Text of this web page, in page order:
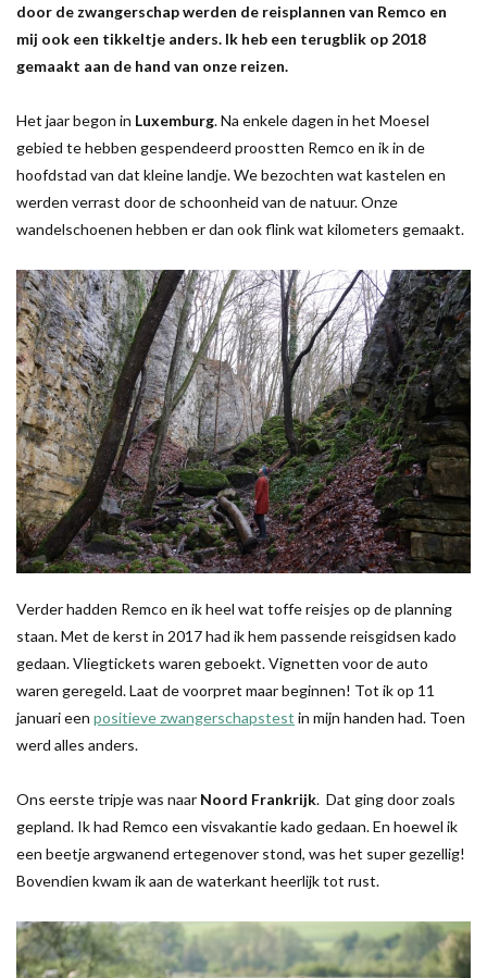
door de zwangerschap werden de reisplannen van Remco en
mij ook een tikkeltje anders. Ik heb een terugblik op 2018
gemaakt aan de hand van onze reizen.
Het jaar begon in Luxemburg. Na enkele dagen in het Moesel
gebied te hebben gespendeerd proostten Remco en ik in de
hoofdstad van dat kleine landje. We bezochten wat kastelen en
werden verrast door de schoonheid van de natuur. Onze
wandelschoenen hebben er dan ook flink wat kilometers gemaakt.
Verder hadden Remco en ik heel wat toffe reisjes op de planning
staan. Met de kerst in 2017 had ik hem passende reisgidsen kado
gedaan. Vliegtickets waren geboekt. Vignetten voor de auto
waren geregeld. Laat de voorpret maar beginnen! Tot ik op 11
januari een positieve zwangerschapstest in mijn handen had. Toen
werd alles anders.
Ons eerste tripje was naar Noord Frankrijk. Dat ging door zoals
gepland. Ik had Remco een visvakantie kado gedaan. En hoewel ik
een beetje argwanend ertegenover stond, was het super gezellig!
Bovendien kwam ik aan de waterkant heerlijk tot rust.